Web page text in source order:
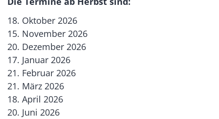
18. Oktober 2026
15. November 2026
20. Dezember 2026
17. Januar 2026
21. Februar 2026
21. März 2026
18. April 2026
20. Juni 2026